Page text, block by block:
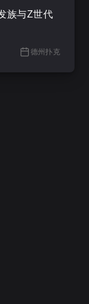
族与Z世代
德州扑克